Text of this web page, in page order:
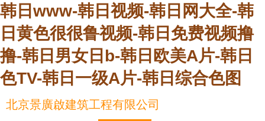
韩日www-韩日视频-韩日网大全-韩
日黄色很很鲁视频-韩日免费视频撸
撸-韩日男女日b-韩日欧美A片-韩日
色TV-韩日一级A片-韩日综合色图
北京景廣啟建筑工程有限公司